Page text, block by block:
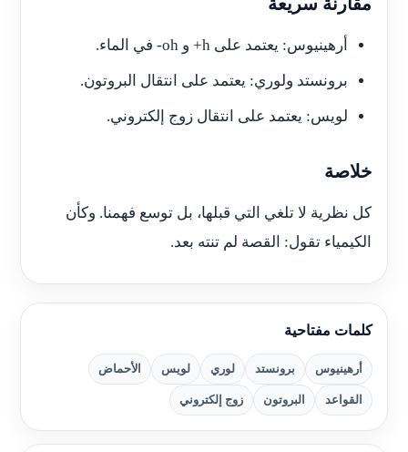
أرهينيوس: يعتمد على h+ و oh- في الماء.
برونستد ولوري: يعتمد على انتقال البروتون.
لويس: يعتمد على انتقال زوج إلكتروني.
خلاصة
كل نظرية لا تلغي التي قبلها، بل توسع فهمنا. وكأن
الكيمياء تقول: القصة لم تنته بعد.
كلمات مفتاحية
أرهينيوس برونستد لوري لويس الأحماض
القواعد البروتون زوج إلكتروني